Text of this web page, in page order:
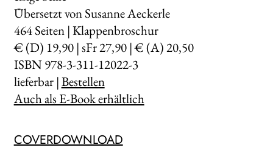
Übersetzt von Susanne Aeckerle
464Seiten | Klappenbroschur
€ (D) 19,90 | sFr 27,90 | € (A) 20,50
ISBN 978-3-311-12022-3
lieferbar |Bestellen
Auch als E-Book erhältlich
COVERDOWNLOAD